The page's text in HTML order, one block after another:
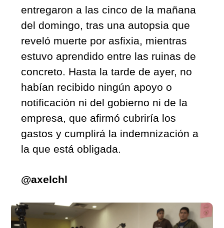
entregaron a las cinco de la mañana
del domingo, tras una autopsia que
reveló muerte por asfixia, mientras
estuvo aprendido entre las ruinas de
concreto. Hasta la tarde de ayer, no
habían recibido ningún apoyo o
notificación ni del gobierno ni de la
empresa, que afirmó cubriría los
gastos y cumplirá la indemnización a
la que está obligada.
@axelchl